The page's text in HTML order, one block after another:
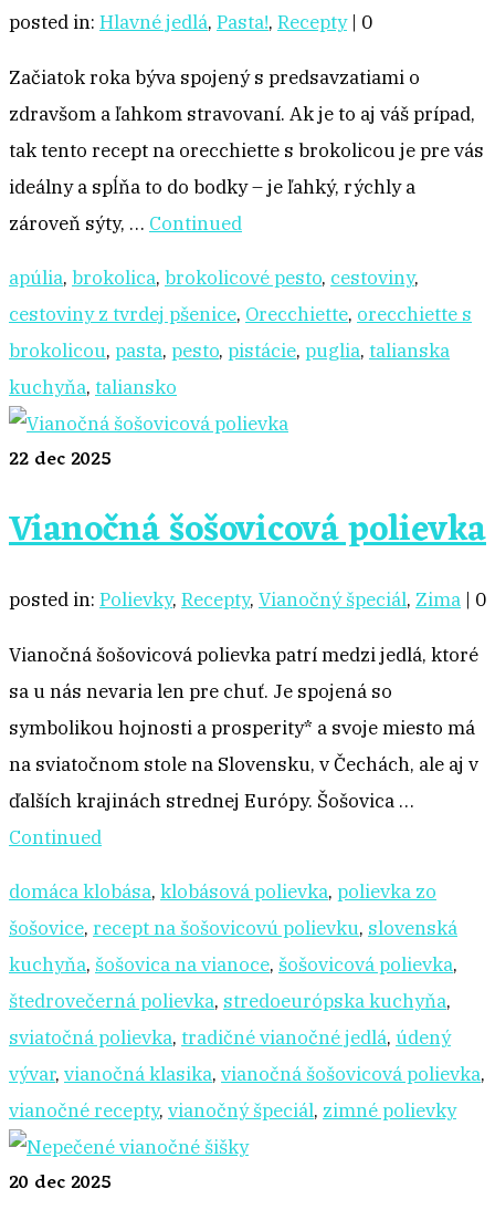
posted in: Hlavné jedlá, Pasta!, Recepty | 0
Začiatok roka býva spojený s predsavzatiami o
zdravšom a ľahkom stravovaní. Ak je to aj váš prípad,
tak tento recept na orecchiette s brokolicou je pre vás
ideálny a spĺňa to do bodky – je ľahký, rýchly a
zároveň sýty, … Continued
apúlia, brokolica, brokolicové pesto, cestoviny,
cestoviny z tvrdej pšenice, Orecchiette, orecchiette s
brokolicou, pasta, pesto, pistácie, puglia, talianska
kuchyňa, taliansko
22 dec 2025
Vianočná šošovicová polievka
posted in: Polievky, Recepty, Vianočný špeciál, Zima | 0
Vianočná šošovicová polievka patrí medzi jedlá, ktoré
sa u nás nevaria len pre chuť. Je spojená so
symbolikou hojnosti a prosperity* a svoje miesto má
na sviatočnom stole na Slovensku, v Čechách, ale aj v
ďalších krajinách strednej Európy. Šošovica …
Continued
domáca klobása, klobásová polievka, polievka zo
šošovice, recept na šošovicovú polievku, slovenská
kuchyňa, šošovica na vianoce, šošovicová polievka,
štedrovečerná polievka, stredoeurópska kuchyňa,
sviatočná polievka, tradičné vianočné jedlá, údený
vývar, vianočná klasika, vianočná šošovicová polievka,
vianočné recepty, vianočný špeciál, zimné polievky
20 dec 2025